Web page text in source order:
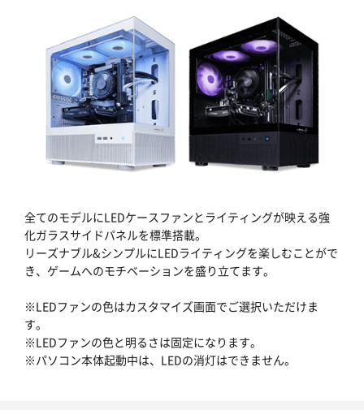
全てのモデルにLEDケースファンとライティングが映える強
化ガラスサイドパネルを標準搭載。
リーズナブル&シンプルにLEDライティングを楽しむことがで
き、ゲームへのモチベーションを盛り立てます。
※LEDファンの色はカスタマイズ画面でご選択いただけま
す。
※LEDファンの色と明るさは固定になります。
※パソコン本体起動中は、LEDの消灯はできません。